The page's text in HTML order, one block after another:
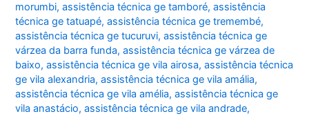
morumbi,assistência técnica ge tamboré,assistência
técnica ge tatuapé,assistência técnica ge tremembé,
assistência técnica ge tucuruvi,assistência técnica ge
várzea da barra funda,assistência técnica ge várzea de
baixo,assistência técnica ge vila airosa,assistência técnica
ge vila alexandria,assistência técnica ge vila amália,
assistência técnica ge vila amélia,assistência técnica ge
vila anastácio,assistência técnica ge vila andrade,